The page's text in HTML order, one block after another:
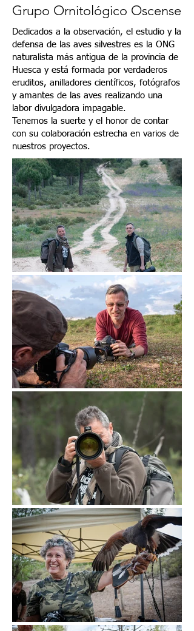
Grupo Ornitológico Oscense
Dedicados a la observación, el estudio y la
defensa de las aves silvestres es la ONG
naturalista más antigua de la provincia de
Huesca y está formada por verdaderos
eruditos, anilladores científicos, fotógrafos
y amantes de las aves realizando una
labor divulgadora impagable.
Tenemos la suerte y el honor de contar
con su colaboración estrecha en varios de
nuestros proyectos.